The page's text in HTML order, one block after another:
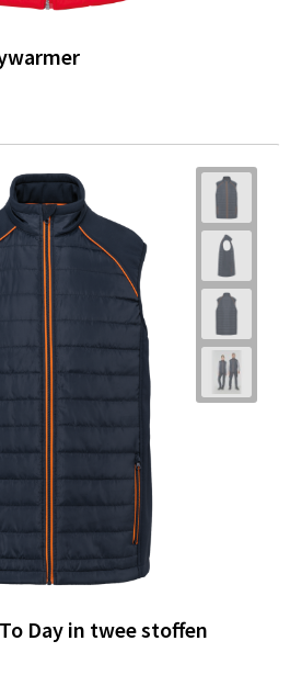
Day in twee stoffen